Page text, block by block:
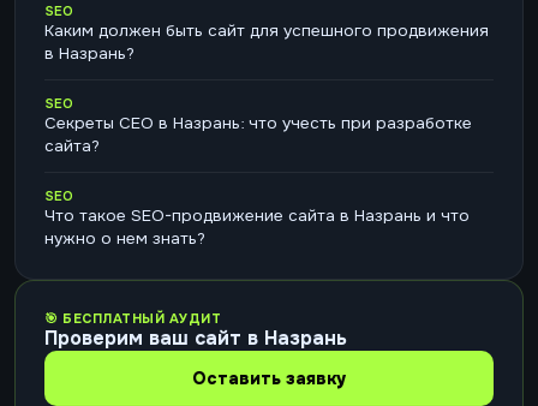
SEO
Каким должен быть сайт для успешного продвижения
в Назрань?
SEO
Секреты СЕО в Назрань: что учесть при разработке
сайта?
SEO
Что такое SEO-продвижение сайта в Назрань и что
нужно о нем знать?
🎯 БЕСПЛАТНЫЙ АУДИТ
Проверим ваш сайт в Назрань
Оставить заявку